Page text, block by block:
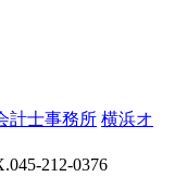
横浜オ
212-0376